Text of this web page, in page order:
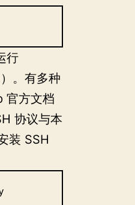
行
）。有多种
官方文档
协议与本
装 SSH